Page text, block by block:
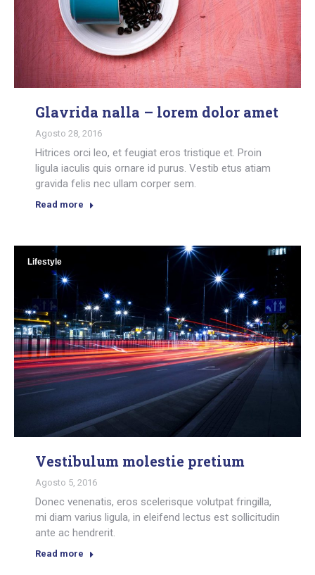
Glavrida nalla – lorem dolor amet
Agosto 28, 2016
Hitrices orci leo, et feugiat eros tristique et. Proin
ligula iaculis quis ornare id purus. Vestib etus atiam
gravida felis nec ullam corper sem.
Read more
Lifestyle
Vestibulum molestie pretium
Agosto 5, 2016
Donec venenatis, eros scelerisque volutpat fringilla,
mi diam varius ligula, in eleifend lectus est sollicitudin
ante ac hendrerit.
Read more